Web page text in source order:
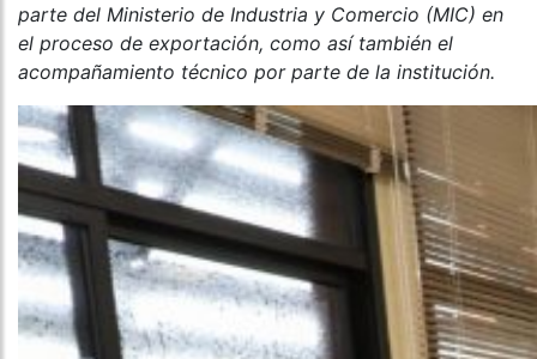
parte del Ministerio de Industria y Comercio (MIC) en
el proceso de exportación, como así también el
acompañamiento técnico por parte de la institución.